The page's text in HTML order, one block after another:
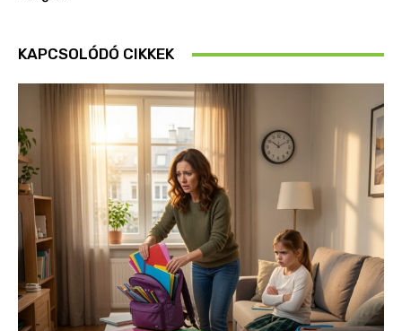
KAPCSOLÓDÓ CIKKEK